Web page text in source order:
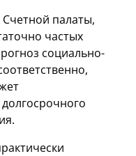
палаты,
частых
социально-